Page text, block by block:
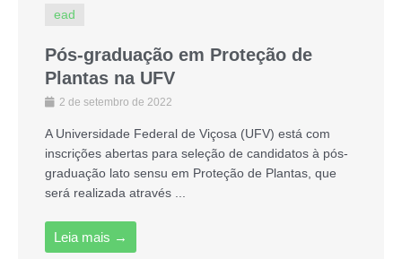
ead
Pós-graduação em Proteção de
Plantas na UFV
2 de setembro de 2022
A Universidade Federal de Viçosa (UFV) está com
inscrições abertas para seleção de candidatos à pós-
graduação lato sensu em Proteção de Plantas, que
será realizada através ...
Leia mais →